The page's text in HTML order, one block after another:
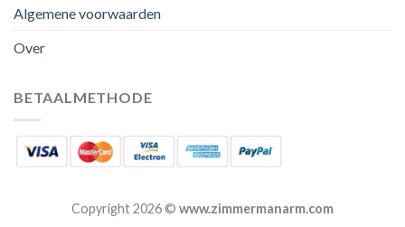
Algemene voorwaarden
Over
BETAALMETHODE
Copyright 2026 © www.zimmermanarm.com